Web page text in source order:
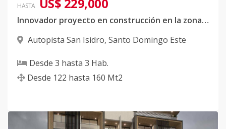
HASTA
Innovador proyecto en construcción en la zona Oriental
Autopista San Isidro, Santo Domingo Este
Desde 3 hasta 3 Hab.
Desde 122 hasta 160 Mt2